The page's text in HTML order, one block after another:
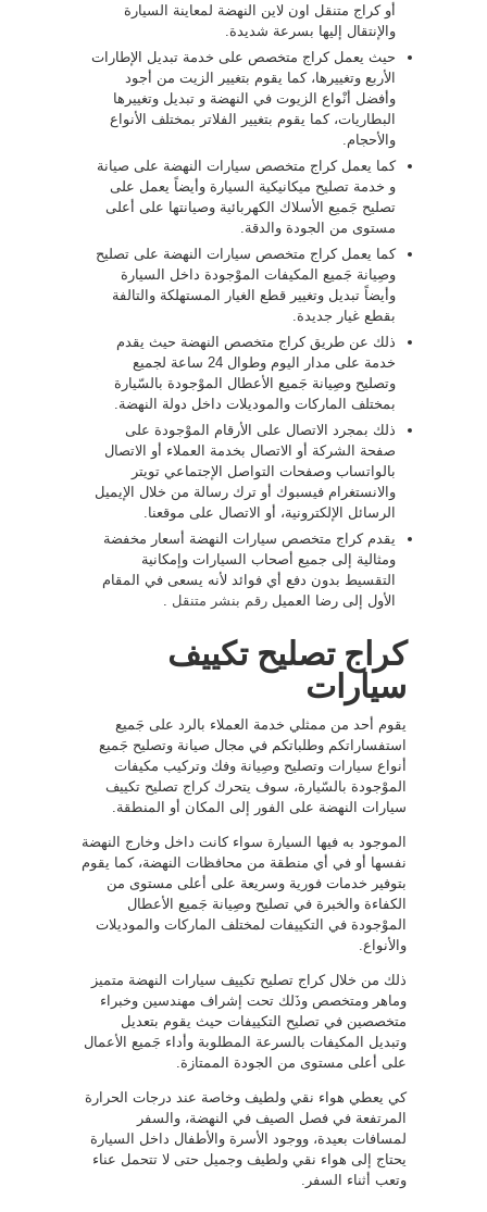
أو كراج متنقل اون لاين النهضة لمعاينة السيارة
والإنتقال إليها بسرعة شديدة.
حيث يعمل كراج متخصص على خدمة تبديل الإطارات
الأربع وتغييرها، كما يقوم بتغيير الزيت من أجود
وأفضل أنْواع الزيوت في النهضة و تبديل وتغييرها
البطاريات، كما يقوم بتغيير الفلاتر بمختلف الأنواع
والأحجام.
كما يعمل كراج متخصص سيارات النهضة على صيانة
و خدمة تصليح ميكانيكية السيارة وأيضاً يعمل على
تصليح جَميع الأسلاك الكهربائية وصيانتها على أعلى
مستوى من الجودة والدقة.
كما يعمل كراج متخصص سيارات النهضة على تصليح
وصِيانة جَميع المكيفات الموْجودة داخل السيارة
وأيضاً تبديل وتغيير قطع الغيار المستهلكة والتالفة
بقطع غيار جديدة.
ذلك عن طريق كراج متخصص النهضة حيث يقدم
خدمة على مدار اليوم وطوال 24 ساعة لجميع
وتصليح وصِيانة جَميع الأعطال الموْجودة بالسّيارة
بمختلف الماركات والموديلات داخل دولة النهضة.
ذلك بمجرد الاتصال على الأرقام الموْجودة على
صفحة الشركة أو الاتصال بخدمة العملاء أو الاتصال
بالواتساب وصفحات التواصل الإجتماعي تويتر
والانستغرام فيسبوك أو ترك رسالة من خلال الإيميل
الرسائل الإلكترونية، أو الاتصال على موقعنا.
يقدم كراج متخصص سيارات النهضة أسعار مخفضة
ومثالية إلى جميع أصحاب السيارات وإمكانية
التقسيط بدون دفع أي فوائد لأنه يسعى في المقام
الأول إلى رضا العميل رقم بنشر متنقل .
كراج تصليح تكييف
سيارات
يقوم أحد من ممثلي خدمة العملاء بالرد على جَميع
استفساراتكم وطلباتكم في مجال صيانة وتصليح جَميع
أنواع سيارات وتصليح وصِيانة وفك وتركيب مكيفات
الموْجودة بالسّيارة، سوف يتحرك كراج تصليح تكييف
سيارات النهضة على الفور إلى المكان أو المنطقة.
الموجود به فيها السيارة سواء كانت داخل وخارج النهضة
نفسها أو في أي منطقة من محافظات النهضة، كما يقوم
بتوفير خدمات فورية وسريعة على أعلى مستوى من
الكفاءة والخبرة في تصليح وصِيانة جَميع الأعطال
الموْجودة في التكييفات لمختلف الماركات والموديلات
والأنواع.
ذلك من خلال كراج تصليح تكييف سيارات النهضة متميز
وماهر ومتخصص وذَلك تحت إشراف مهندسين وخبراء
متخصصين في تصليح التكييفات حيث يقوم بتعديل
وتبديل المكيفات بالسرعة المطلوبة وأداء جَميع الأعمال
على أعلى مستوى من الجودة الممتازة.
كي يعطي هواء نقي ولطيف وخاصة عند درجات الحرارة
المرتفعة في فصل الصيف في النهضة، والسفر
لمسافات بعيدة، ووجود الأسرة والأطفال داخل السيارة
يحتاج إلى هواء نقي ولطيف وجميل حتى لا تتحمل عناء
وتعب أثناء السفر.